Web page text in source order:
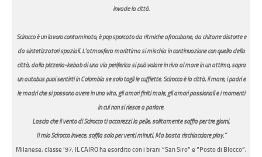
invade la città.
Scirocco è un lavoro contaminato, è pop sporcato da ritmiche afrocubane, da chitarre distorte e
da sintetizzatori spaziali. L’atmosfera marittima si mischia in continuazione con quella della
città, dalla pizzeria-kebab di una via periferica si può volare in riva al mare in un attimo, sopra
un autobus puoi sentirti in Colombia se solo togli le cuffiette. Scirocco è la città, il mare, i padri e
le madri che si possono avere in una vita, gli amori finiti male, gli amori passionali e i momenti
in cui non si riesce a parlare.
Lascia che il vento di Scirocco ti accarezzi la pelle, solitamente soffia per tre giorni.
Il mio Scirocco invece, soffia solo per venti minuti. Ma basta rischiacciare play.”
Milanese, classe ’97, IL CAIRO ha esordito con i brani “San Siro” e “Posto di Blocco”,